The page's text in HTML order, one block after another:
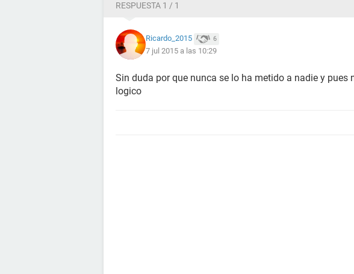
RESPUESTA 1 / 1
Ricardo_2015 6
7 jul 2015 a las 10:29
Sin duda por que nunca se lo ha metido a nadie y pues
logico